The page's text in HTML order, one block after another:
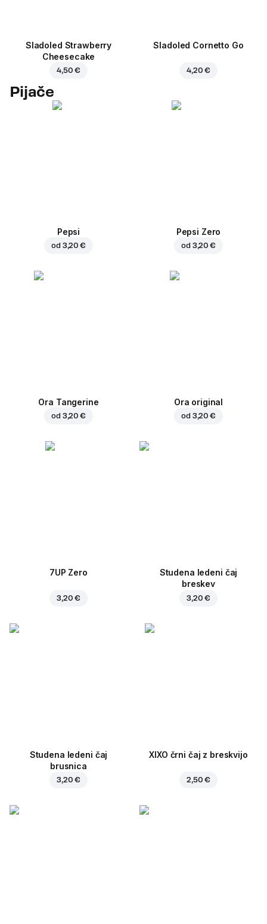
Sladoled Strawberry
Cheesecake
4,50 €
Sladoled Cornetto Go
4,20 €
Pijače
Pepsi
od 3,20 €
Pepsi Zero
od 3,20 €
Ora Tangerine
od 3,20 €
Ora original
od 3,20 €
7UP Zero
3,20 €
Studena ledeni čaj
breskev
3,20 €
Studena ledeni čaj
brusnica
3,20 €
XIXO črni čaj z breskvijo
2,50 €